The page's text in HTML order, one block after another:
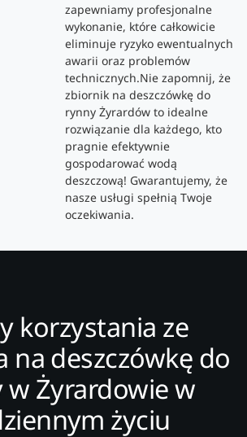
zapewniamy profesjonalne
wykonanie, które całkowicie
eliminuje ryzyko ewentualnych
awarii oraz problemów
technicznych.Nie zapomnij, że
zbiornik na deszczówkę do
rynny Żyrardów to idealne
rozwiązanie dla każdego, kto
pragnie efektywnie
gospodarować wodą
deszczową! Gwarantujemy, że
nasze usługi spełnią Twoje
oczekiwania.
korzystania ze
na deszczówkę do
w Żyrardowie w
życiu